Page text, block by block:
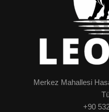
Merkez Mahallesi
+90